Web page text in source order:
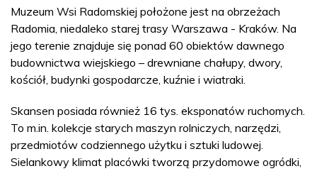
Muzeum Wsi Radomskiej położone jest na obrzeżach
Radomia, niedaleko starej trasy Warszawa - Kraków. Na
jego terenie znajduje się ponad 60 obiektów dawnego
budownictwa wiejskiego – drewniane chałupy, dwory,
kościół, budynki gospodarcze, kuźnie i wiatraki.
Skansen posiada również 16 tys. eksponatów ruchomych.
To m.in. kolekcje starych maszyn rolniczych, narzędzi,
przedmiotów codziennego użytku i sztuki ludowej.
Sielankowy klimat placówki tworzą przydomowe ogródki,